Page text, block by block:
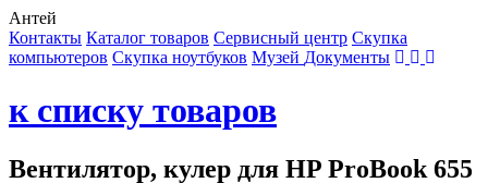
Антей
Контакты Каталог товаров Сервисный центр Cкупка
компьютеров Cкупка ноутбуков Музей Документы
к списку товаров
Вентилятор, кулер для HP ProBook 655